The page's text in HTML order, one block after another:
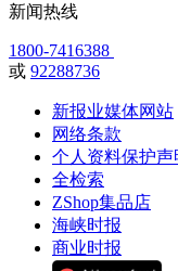
新闻热线
1800-7416388
或 92288736
新报业媒体网站
网络条款
个人资料保护声
全检索
ZShop集品店
海峡时报
商业时报